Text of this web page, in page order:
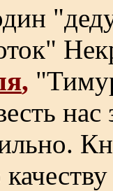
,
нас